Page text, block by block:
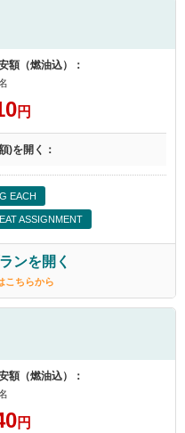
額（燃油込）：
円
)を開く：
EACH
ASSIGNMENT
ンを開く
こちらから
額（燃油込）：
円